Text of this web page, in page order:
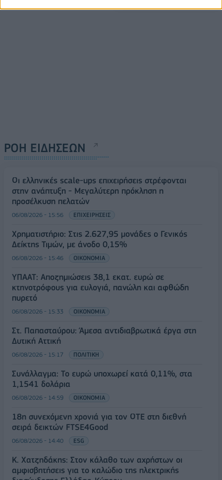
ΡΟΗ ΕΙΔΗΣΕΩΝ
Οι ελληνικές scale-ups επιχειρήσεις στρέφονται
στην ανάπτυξη - Μεγαλύτερη πρόκληση η
προσέλκυση πελατών
06/08/2026 - 15:56 ΕΠΙΧΕΙΡΗΣΕΙΣ
Χρηματιστήριο: Στις 2.627,95 μονάδες ο Γενικός
Δείκτης Τιμών, με άνοδο 0,15%
06/08/2026 - 15:46 ΟΙΚΟΝΟΜΙΑ
ΥΠΑΑΤ: Αποζημιώσεις 38,1 εκατ. ευρώ σε
κτηνοτρόφους για ευλογιά, πανώλη και αφθώδη
πυρετό
06/08/2026 - 15:33 ΟΙΚΟΝΟΜΙΑ
Στ. Παπασταύρου: Άμεσα αντιδιαβρωτικά έργα στη
Δυτική Αττική
06/08/2026 - 15:17 ΠΟΛΙΤΙΚΗ
Συνάλλαγμα: Το ευρώ υποχωρεί κατά 0,11%, στα
1,1541 δολάρια
06/08/2026 - 14:59 ΟΙΚΟΝΟΜΙΑ
18η συνεχόμενη χρονιά για τον ΟΤΕ στη διεθνή
σειρά δεικτών FTSE4Good
06/08/2026 - 14:40 ESG
Κ. Χατζηδάκης: Στον κάλαθο των αχρήστων οι
αμφισβητήσεις για το καλώδιο της ηλεκτρικής